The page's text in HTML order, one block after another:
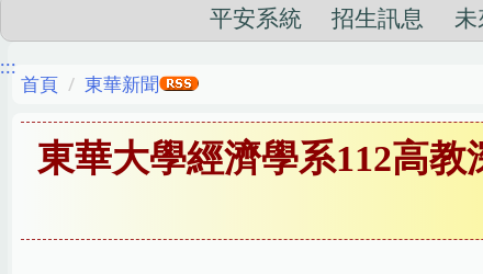
容
區
平安系統 招生訊息 未
:::
首頁 東華新聞
東華大學經濟學系112高